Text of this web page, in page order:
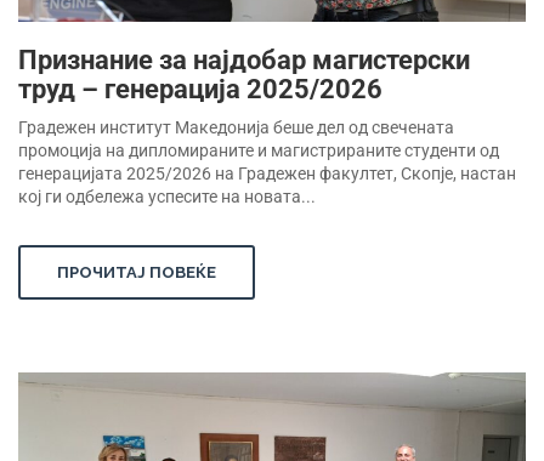
Признание за најдобар магистерски
труд – генерација 2025/2026
Градежен институт Македонија беше дел од свечената
промоција на дипломираните и магистрираните студенти од
генерацијата 2025/2026 на Градежен факултет, Скопје, настан
кој ги одбележа успесите на новата...
ПРОЧИТАЈ ПОВЕЌЕ